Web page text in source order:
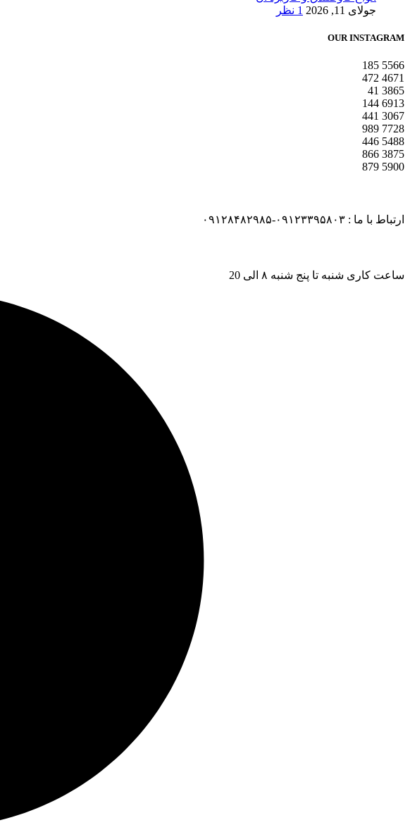
جولای 11, 2026
1 نظر
OUR INSTAGRAM
5566
185
4671
472
3865
41
6913
144
3067
441
7728
989
5488
446
3875
866
5900
879
ارتباط با ما : ۰۹۱۲۳۳۹۵۸۰۳-۰۹۱۲۸۴۸۲۹۸۵
ساعت کاری شنبه تا پنج شنبه ۸ الی 20